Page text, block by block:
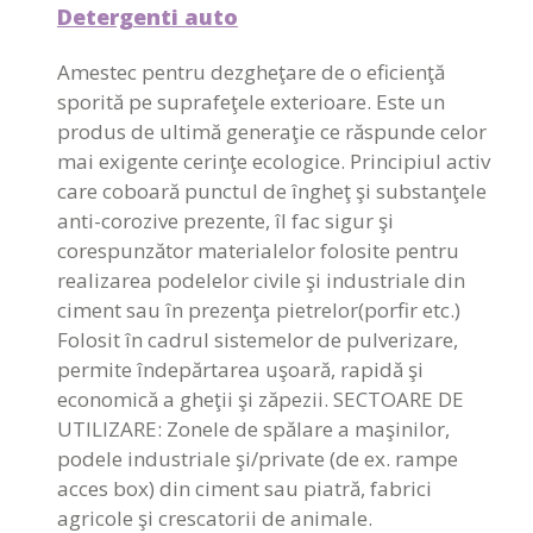
Detergenti auto
Amestec pentru dezgheţare de o eficienţă
sporită pe suprafeţele exterioare. Este un
produs de ultimă generaţie ce răspunde celor
mai exigente cerinţe ecologice. Principiul activ
care coboară punctul de îngheţ şi substanţele
anti-corozive prezente, îl fac sigur şi
corespunzător materialelor folosite pentru
realizarea podelelor civile şi industriale din
ciment sau în prezenţa pietrelor(porfir etc.)
Folosit în cadrul sistemelor de pulverizare,
permite îndepărtarea uşoară, rapidă şi
economică a gheţii şi zăpezii. SECTOARE DE
UTILIZARE: Zonele de spălare a maşinilor,
podele industriale şi/private (de ex. rampe
acces box) din ciment sau piatră, fabrici
agricole şi crescatorii de animale.